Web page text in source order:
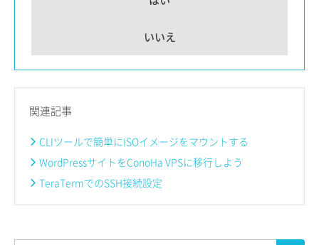
いいえ
関連記事
CLIツールで簡単にISOイメージをマウントする
WordPressサイトをConoHa VPSに移行しよう
TeraTermでのSSH接続設定